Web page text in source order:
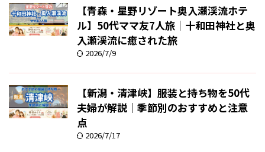
【青森・星野リゾート奥入瀬渓流ホテ
ル】50代ママ友7人旅｜十和田神社と奥
入瀬渓流に癒された旅
2026/7/9
【新潟・清津峡】服装と持ち物を50代
夫婦が解説｜季節別のおすすめと注意
点
2026/7/17